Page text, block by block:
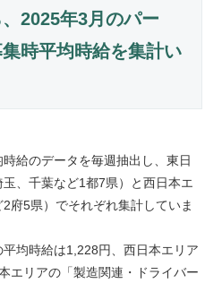
2025年3月のパー
集時平均時給を集計い
給のデータを毎週抽出し、東日
、千葉など1都7県）と西日本エ
府5県）でそれぞれ集計していま
均時給は1,228円、西日本エリア
エリアの「製造関連・ドライバー